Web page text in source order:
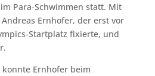
Para-Schwimmen statt. Mit
Ernhofer, der erst vor
Startplatz fixierte, und
konnte Ernhofer beim